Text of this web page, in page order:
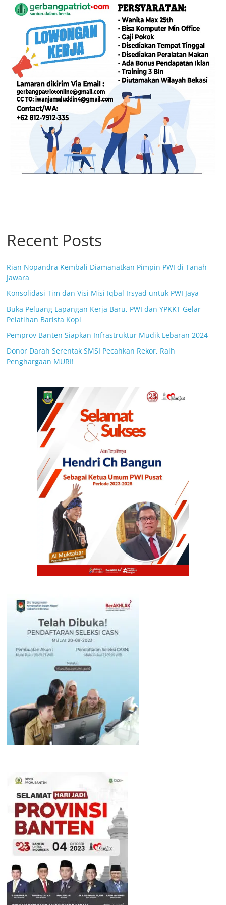
Recent Posts
Rian Nopandra Kembali Diamanatkan Pimpin PWI di Tanah
Jawara
Konsolidasi Tim dan Visi Misi Iqbal Irsyad untuk PWI Jaya
Buka Peluang Lapangan Kerja Baru, PWI dan YPKKT Gelar
Pelatihan Barista Kopi
Pemprov Banten Siapkan Infrastruktur Mudik Lebaran 2024
Donor Darah Serentak SMSI Pecahkan Rekor, Raih
Penghargaan MURI!